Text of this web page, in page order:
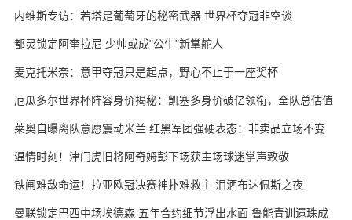
内维斯专访：若塔是葡萄牙的秘密武器 世界杯夺冠非空谈
都灵锁定阿奎拉尼 少帅或成"公牛"新掌舵人
麦克托米奈：意甲夺冠只是起点，野心不止于一座奖杯
厄瓜多尔世界杯阵容身价揭秘：凯塞多身价破亿领衔，全队总估值
近3.7亿欧
莱奥自曝离队意愿震动米兰 红黑军团强硬表态：非卖品立场不变
温情时刻！津门虎旧将阿奇姆彭下场获主场球迷掌声致敬
铁闸难敌命运！拉亚欧冠决赛神扑难救主 泪洒布达佩斯之夜
曼联锁定巴西中场埃德森 五年合约细节浮出水面 鲁能青训遗珠成